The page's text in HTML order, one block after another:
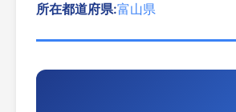
所在都道府県:富山県